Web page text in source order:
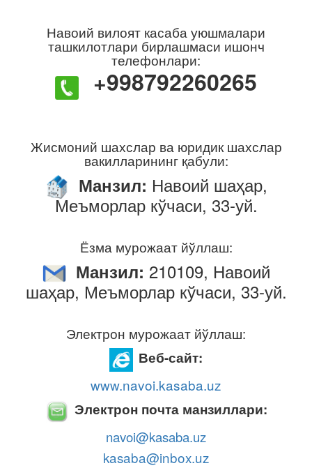
Навоий вилоят касаба уюшмалари
ташкилотлари бирлашмаси ишонч
телефонлари:
+998792260265
Жисмоний шахслар ва юридик шахслар
вакилларининг қабули:
Манзил: Навоий шаҳар,
Меъморлар кўчаси, 33-уй.
Ёзма мурожаат йўллаш:
Манзил: 210109, Навоий
шаҳар, Меъморлар кўчаси, 33-уй.
Электрон мурожаат йўллаш:
Веб-сайт:
www.navoi.kasaba.uz
Электрон почта манзиллари:
navoi@kasaba.uz
kasaba@inbox.uz